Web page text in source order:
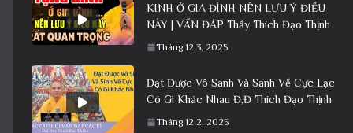
KINH Ở GIA ĐÌNH NÊN LƯU Ý ĐIỀU
NÀY | VẤN ĐÁP Thầy Thích Đạo Thịnh
Tháng 12 3, 2025
Đạt Được Vô Sanh Và Sanh Về Cực Lạc
Có Gì Khác Nhau Đ,Đ Thích Đạo Thịnh
Tháng 12 2, 2025